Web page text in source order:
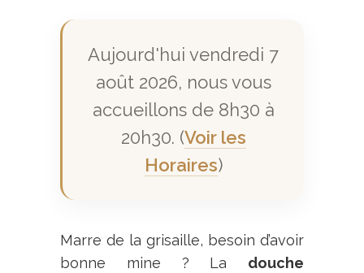
Aujourd'hui vendredi 7
août 2026, nous vous
accueillons de 8h30 à
20h30. (Voir les
Horaires)
Marre de la grisaille, besoin d’avoir
bonne mine ? La douche